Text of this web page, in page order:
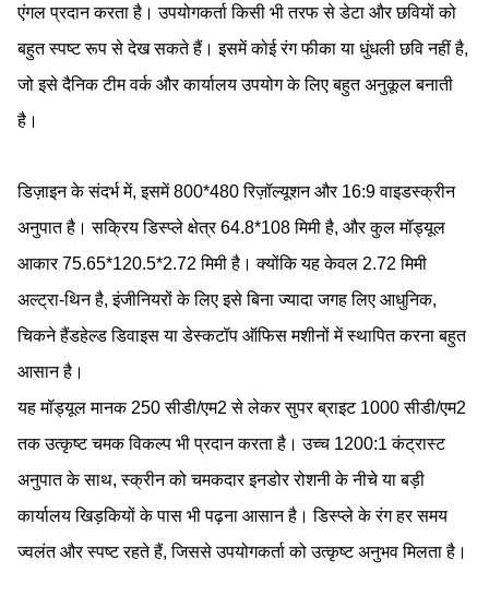
एंगल प्रदान करता है। उपयोगकर्ता किसी भी तरफ से डेटा और छवियों को
बहुत स्पष्ट रूप से देख सकते हैं। इसमें कोई रंग फीका या धुंधली छवि नहीं है,
जो इसे दैनिक टीम वर्क और कार्यालय उपयोग के लिए बहुत अनुकूल बनाती
है।
डिज़ाइन के संदर्भ में, इसमें 800*480 रिज़ॉल्यूशन और 16:9 वाइडस्क्रीन
अनुपात है। सक्रिय डिस्प्ले क्षेत्र 64.8*108 मिमी है, और कुल मॉड्यूल
आकार 75.65*120.5*2.72 मिमी है। क्योंकि यह केवल 2.72 मिमी
अल्ट्रा-थिन है, इंजीनियरों के लिए इसे बिना ज्यादा जगह लिए आधुनिक,
चिकने हैंडहेल्ड डिवाइस या डेस्कटॉप ऑफिस मशीनों में स्थापित करना बहुत
आसान है।
यह मॉड्यूल मानक 250 सीडी/एम2 से लेकर सुपर ब्राइट 1000 सीडी/एम2
तक उत्कृष्ट चमक विकल्प भी प्रदान करता है। उच्च 1200:1 कंट्रास्ट
अनुपात के साथ, स्क्रीन को चमकदार इनडोर रोशनी के नीचे या बड़ी
कार्यालय खिड़कियों के पास भी पढ़ना आसान है। डिस्प्ले के रंग हर समय
ज्वलंत और स्पष्ट रहते हैं, जिससे उपयोगकर्ता को उत्कृष्ट अनुभव मिलता है।